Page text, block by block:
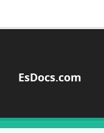
EsDocs.com